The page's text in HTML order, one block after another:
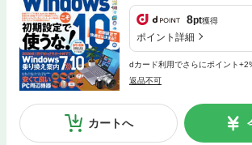
8pt獲得
ポイント詳細
dカード利用でさらにポイント
返品不可
カートへ